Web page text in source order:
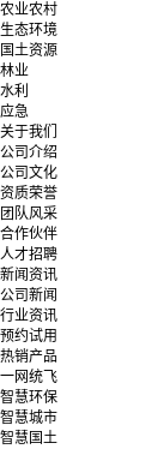
农业农村
生态环境
国土资源
林业
水利
应急
关于我们
公司介绍
公司文化
资质荣誉
团队风采
合作伙伴
人才招聘
新闻资讯
公司新闻
行业资讯
预约试用
热销产品
一网统飞
智慧环保
智慧城市
智慧国土